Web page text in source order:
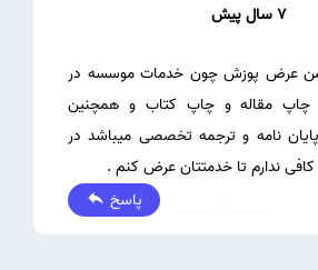
7 سال پیش
عرض پوزش چون خدمات موسسه در
چاپ مقاله و چاپ کتاب و همچنین
پایان نامه و ترجمه تخصصی میباشد در
ندارم تا خدمتتان عرض کنم .
پاسخ